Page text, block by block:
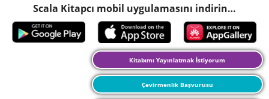
Scala Kitapcı mobil uygulamasını indirin…
Kitabımı Yayınlatmak İstiyorum
Çevirmenlik Başvurusu